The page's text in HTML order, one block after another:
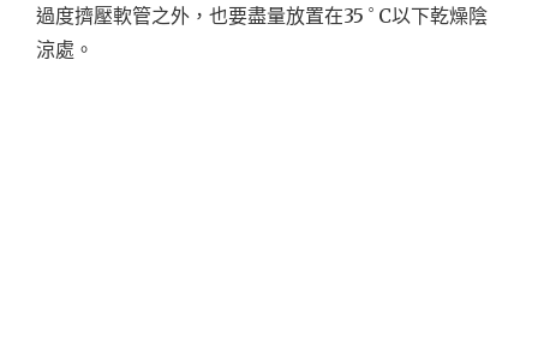
過度擠壓軟管之外，也要盡量放置在35 。 C以下乾燥陰
涼處。